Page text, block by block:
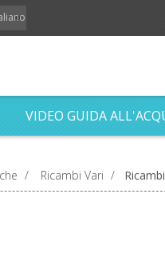
VIDEO GUIDA
/ Ricambi Vari /